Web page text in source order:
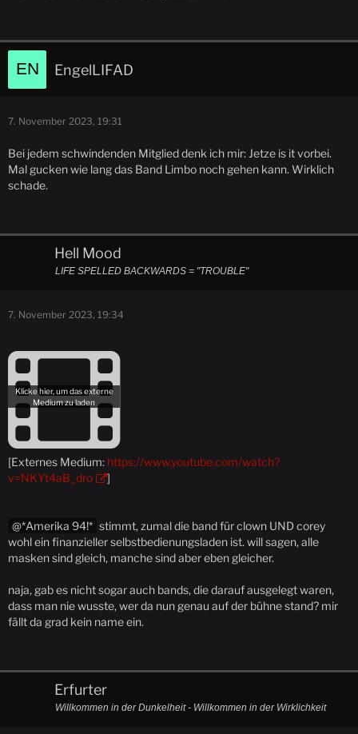
EngelLIFAD
7. November 2023, 19:31
Bei jedem schwindenden Mitglied denk ich mir: Jetze is it vorbei.
Mal gucken wie lang das Band Limbo noch gehen kann. Wirklich
schade.
Hell Mood
LIFE SPELLED BACKWARDS = "TROUBLE"
7. November 2023, 19:34
[Externes Medium: https://www.youtube.com/watch?
v=NKYt4aB_dro
]
*Amerika 94!* stimmt, zumal die band für clown UND corey
wohl ein finanzieller selbstbedienungsladen ist. will sagen, alle
masken sind gleich, manche sind aber eben gleicher.
naja, gab es nicht sogar auch bands, die darauf ausgelegt waren,
dass man nie wusste, wer da nun genau auf der bühne stand? mir
fällt da grad kein name ein.
Erfurter
Willkommen in der Dunkelheit - Willkommen in der Wirklichkeit